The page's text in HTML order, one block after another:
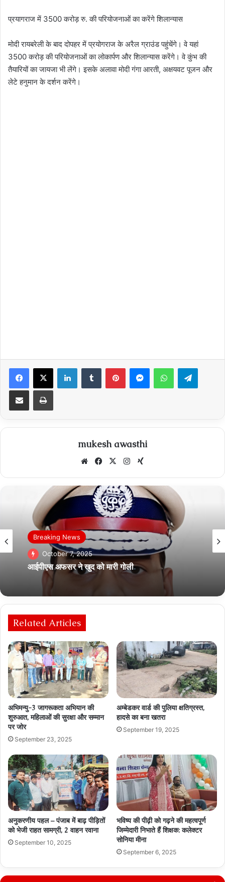
प्रयागराज में 3500 करोड़ रु. की परियोजनाओं का करेंगे शिलान्यास
मोदी रायबरेली के बाद दोपहर में प्रयोगराज के अरैल ग्राउंड पहुंचेंगे। वे यहां
3500 करोड़ की परियोजनाओं का लोकार्पण और शिलान्यास करेंगे। वे कुंभ की
तैयारियों का जायजा भी लेंगे। इसके अलावा मोदी गंगा आरती, अक्षयवट पूजन और
लेटे हनुमान के दर्शन करेंगे।
Facebook
X LinkedInTumblr PinterestMessengerWhatsApp
Share via Email Print
mukesh awasthi
WebsiteFacebook
X Instagram
Breaking News
October 7, 2025
आईपीएस अफसर ने खुद को मारी गोली
देश
October 7, 2025
आज शाम सिल्वर जुबली आयोजन के सम्मान समारोह मे
Related Articles
अभिमन्यु-3 जागरूकता अभियान की
शुरुआत, महिलाओं की सुरक्षा और सम्मान
पर जोर
September 23, 2025
अम्बेडकर वार्ड की पुलिया क्षतिग्रस्त,
हादसे का बना खतरा
September 19, 2025
अनुकरणीय पहल – पंजाब में बाढ़ पीड़ितों
को भेजी राहत सामग्री, 2 वाहन रवाना
September 10, 2025
भविष्य की पीढ़ी को गढ़ने की महत्वपूर्ण
जिम्मेदारी निभाते हैं शिक्षक: कलेक्टर
सोनिया मीना
September 6, 2025